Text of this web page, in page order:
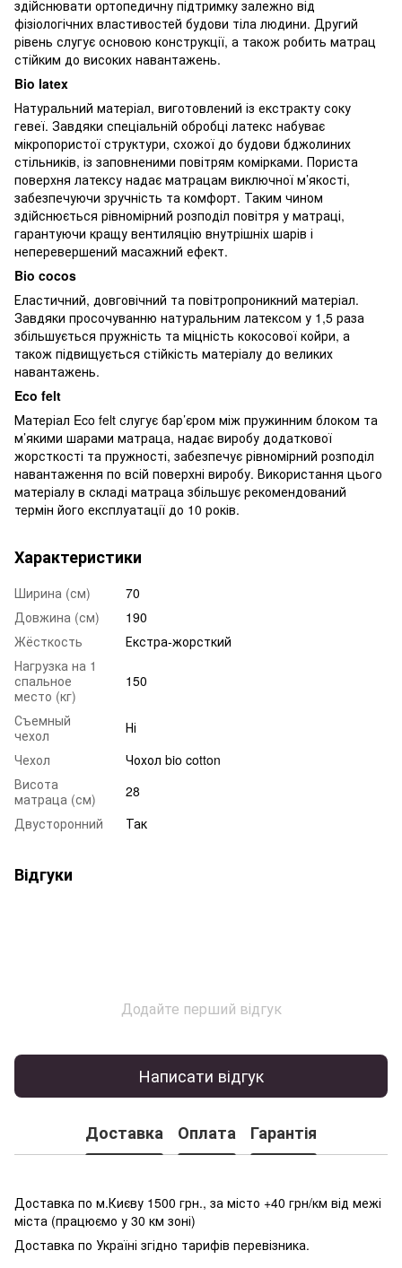
здійснювати ортопедичну підтримку залежно від
фізіологічних властивостей будови тіла людини. Другий
рівень слугує основою конструкції, а також робить матрац
стійким до високих навантажень.
Bio latex
Натуральний матеріал, виготовлений із екстракту соку
гевеї. Завдяки спеціальній обробці латекс набуває
мікропористої структури, схожої до будови бджолиних
стільників, із заповненими повітрям комірками. Пориста
поверхня латексу надає матрацам виключної м’якості,
забезпечуючи зручність та комфорт. Таким чином
здійснюється рівномірний розподіл повітря у матраці,
гарантуючи кращу вентиляцію внутрішніх шарів і
неперевершений масажний ефект.
Bio cocos
Еластичний, довговічний та повітропроникний матеріал.
Завдяки просочуванню натуральним латексом у 1,5 раза
збільшується пружність та міцність кокосової койри, а
також підвищується стійкість матеріалу до великих
навантажень.
Eco felt
Матеріал Eco felt слугує бар’єром між пружинним блоком та
м’якими шарами матраца, надає виробу додаткової
жорсткості та пружності, забезпечує рівномірний розподіл
навантаження по всій поверхні виробу. Використання цього
матеріалу в складі матраца збільшує рекомендований
термін його експлуатації до 10 років.
Характеристики
Ширина (см)
70
Довжина (см)
190
Жёсткость
Екстра-жорсткий
Нагрузка на 1
спальное
место (кг)
150
Съемный
чехол
Ні
Чехол
Чохол bio cotton
Висота
матраца (см)
28
Двусторонний
Так
Відгуки
Додайте перший відгук
Написати відгук
Доставка Оплата Гарантія
Доставка по м.Києву 1500 грн., за місто +40 грн/км від межі
міста (працюємо у 30 км зоні)
Доставка по Україні згідно тарифів перевізника.